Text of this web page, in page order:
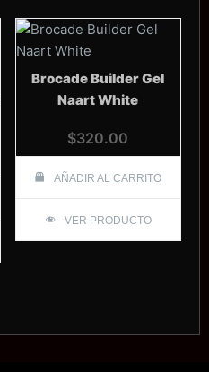
Brocade Builder Gel
Naart White
$320.00
AÑADIR AL CARRITO
VER PRODUCTO